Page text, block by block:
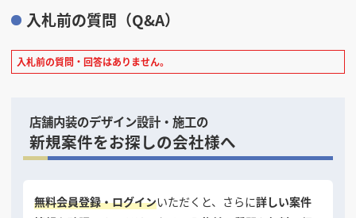
入札前の質問（Q&A）
入札前の質問・回答はありません。
店舗内装のデザイン設計・施工の
新規案件をお探しの会社様へ
無料会員登録・ログインいただくと、さらに詳しい案件